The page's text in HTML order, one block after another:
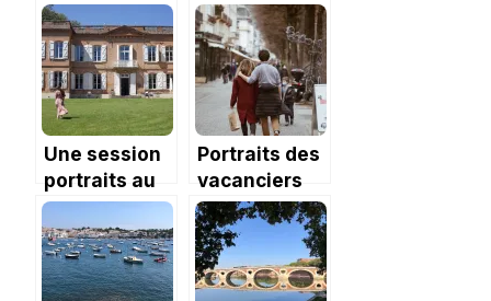
Une session
portraits au
Domaine de
Montjoie
Portraits des
vacanciers
d’hiver